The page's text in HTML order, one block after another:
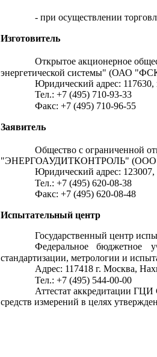
- при осуществлении
Изготовитель
Открытое акционерное
энергетической системы" (ОАО
Юридический адрес:
Тел.: +7 (495) 710-93-33
Факс: +7 (495) 710-96-55
Заявитель
Общество с ограниченной
"ЭНЕРГОАУДИТКОНТРОЛЬ"
Юридический адрес: 123007,
Тел.: +7 (495) 620-08-38
Факс: +7 (495) 620-08-48
Испытательный центр
Государственный центр
Федеральное
бюджетное
стандартизации, метрологии и
Адрес: 117418 г. Москва,
Тел.: +7 (495) 544-00-00
Аттестат аккредитации
средств измерений в целях